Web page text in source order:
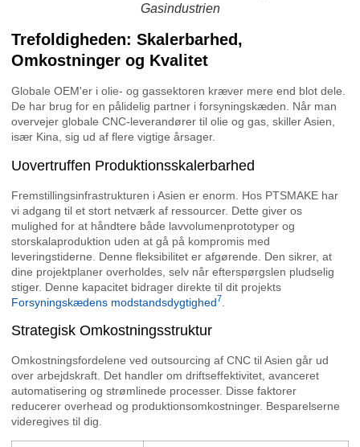
Gasindustrien
Trefoldigheden: Skalerbarhed,
Omkostninger og Kvalitet
Globale OEM'er i olie- og gassektoren kræver mere end blot dele.
De har brug for en pålidelig partner i forsyningskæden. Når man
overvejer globale CNC-leverandører til olie og gas, skiller Asien,
især Kina, sig ud af flere vigtige årsager.
Uovertruffen Produktionsskalerbarhed
Fremstillingsinfrastrukturen i Asien er enorm. Hos PTSMAKE har
vi adgang til et stort netværk af ressourcer. Dette giver os
mulighed for at håndtere både lavvolumenprototyper og
storskalaproduktion uden at gå på kompromis med
leveringstiderne. Denne fleksibilitet er afgørende. Den sikrer, at
dine projektplaner overholdes, selv når efterspørgslen pludselig
stiger. Denne kapacitet bidrager direkte til dit projekts
Forsyningskædens modstandsdygtighed7
Strategisk Omkostningsstruktur
Omkostningsfordelene ved outsourcing af CNC til Asien går ud
over arbejdskraft. Det handler om driftseffektivitet, avanceret
automatisering og strømlinede processer. Disse faktorer
reducerer overhead og produktionsomkostninger. Besparelserne
videregives til dig.